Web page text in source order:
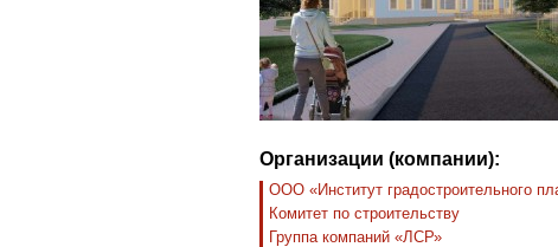
Организации (компании):
ООО «Институт градостроительного
Комитет по строительству
Группа компаний «ЛСР»